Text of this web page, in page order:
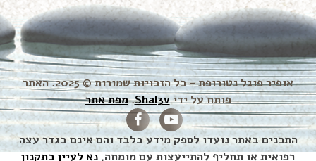
אופיר פוגל נטורופת – כל הזכויות שמורות © 2025. האתר
פותח על ידיShal3v
.מפת אתר
התכנים באתר נועדו לספק מידע בלבד והם אינם בגדר עצה
רפואית או תחליף להתייעצות עם מומחה,נא לעיין בתקנון